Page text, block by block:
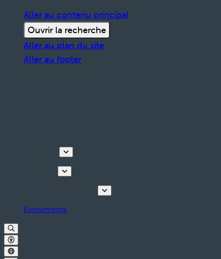
Aller au contenu principal
Ouvrir la recherche
Aller au plan du site
Aller au footer
Événements